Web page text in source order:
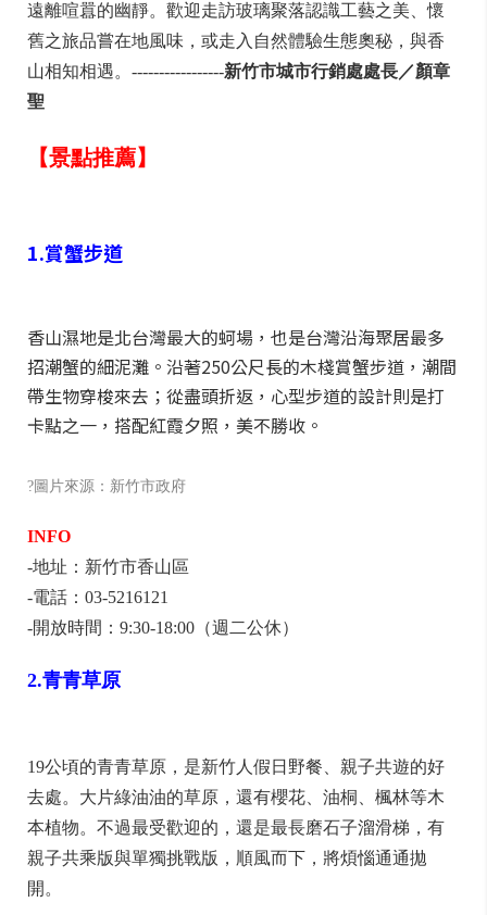
遠離喧囂的幽靜。歡迎走訪玻璃聚落認識工藝之美、懷
舊之旅品嘗在地風味，或走入自然體驗生態奧秘，與香
山相知相遇。-----------------新竹市城市行銷處處長／顏章
聖
【景點推薦】
1.賞蟹步道
香山濕地是北台灣最大的蚵場，也是台灣沿海聚居最多
招潮蟹的細泥灘。沿著250公尺長的木棧賞蟹步道，潮間
帶生物穿梭來去；從盡頭折返，心型步道的設計則是打
卡點之一，搭配紅霞夕照，美不勝收。
?圖片來源：新竹市政府
INFO
-地址：新竹市香山區
-電話：03-5216121
-開放時間：9:30-18:00（週二公休）
2.青青草原
19公頃的青青草原，是新竹人假日野餐、親子共遊的好
去處。大片綠油油的草原，還有櫻花、油桐、楓林等木
本植物。不過最受歡迎的，還是最長磨石子溜滑梯，有
親子共乘版與單獨挑戰版，順風而下，將煩惱通通拋
開。